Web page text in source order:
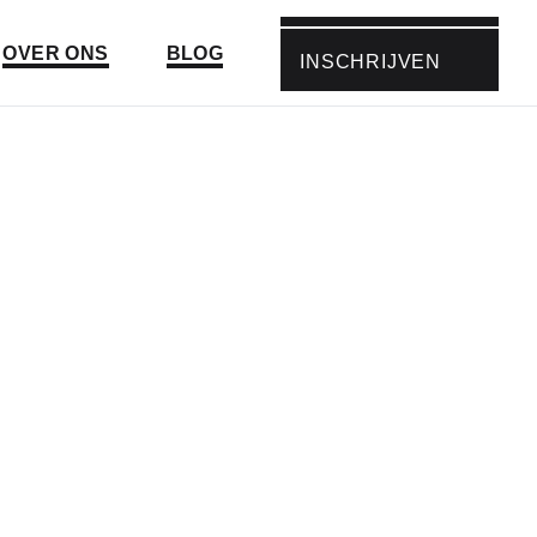
Ga naar:
OVER ONS Ga naar:
BLOG
GA NAAR:
INSCHRIJVEN